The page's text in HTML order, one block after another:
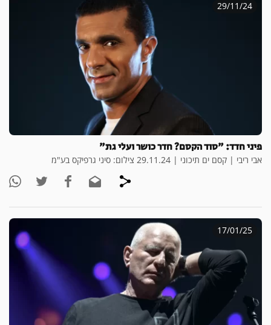
29/11/24
פיני חדד: "סוד הקסם? חדר כושר ועלי גת"
אבי ריבי | קסם ים תיכוני | 29.11.24 צילום: סיני גרפיקס בע"מ
17/01/25